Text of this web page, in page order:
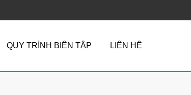
QUY TRÌNH BIÊN TẬP LIÊN HỆ